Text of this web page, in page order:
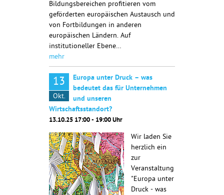
Bildungsbereichen profitieren vom
geförderten europäischen Austausch und
von Fortbildungen in anderen
europäischen Ländern. Auf
institutioneller Ebene…
mehr
13
Okt.
Europa unter Druck – was
bedeutet das für Unternehmen
und unseren
Wirtschaftsstandort?
13.10.25 17:00 - 19:00 Uhr
Wir laden Sie
herzlich ein
zur
Veranstaltung
"Europa unter
Druck - was